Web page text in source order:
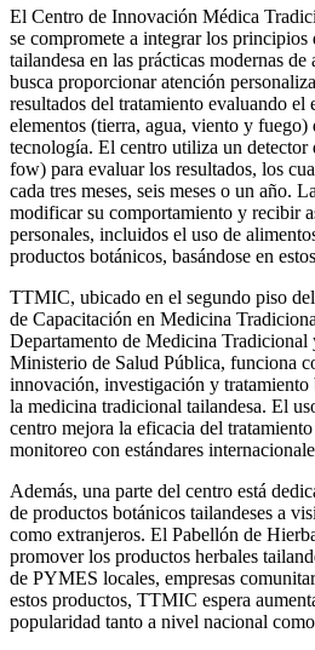
El Centro de Innovación Médica
se compromete a integrar los
tailandesa en las prácticas modernas
busca proporcionar atención
resultados del tratamiento evaluando
elementos (tierra, agua, viento y
tecnología. El centro utiliza un detector
fow) para evaluar los resultados, los
cada tres meses, seis meses o un año.
modificar su comportamiento y recibir
personales, incluidos el uso de
productos botánicos, basándose en
TTMIC, ubicado en el segundo piso
de Capacitación en Medicina
Departamento de Medicina Tradicional
Ministerio de Salud Pública, funciona
innovación, investigación y tratamiento
la medicina tradicional tailandesa. El
centro mejora la eficacia del
monitoreo con estándares
Además, una parte del centro está
de productos botánicos tailandeses a
como extranjeros. El Pabellón de
promover los productos herbales
de PYMES locales, empresas
estos productos, TTMIC espera
popularidad tanto a nivel nacional